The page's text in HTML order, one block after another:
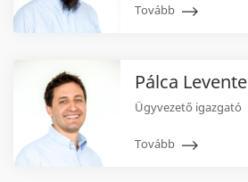
Tovább
Pálca Levente
Ügyvezető igazgató
Tovább